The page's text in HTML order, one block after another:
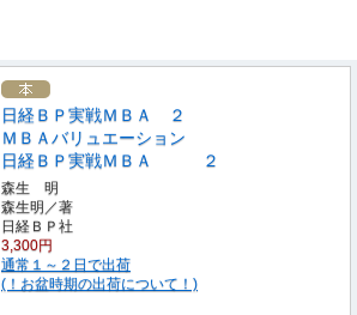
日経ＢＰ実戦ＭＢＡ ２
ＭＢＡバリュエーション
日経ＢＰ実戦ＭＢＡ ２
森生 明
森生明／著
日経ＢＰ社
3,300円
通常１～２日で出荷
(！お盆時期の出荷について！)